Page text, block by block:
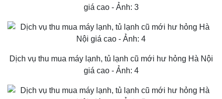
giá cao - Ảnh: 3
Dịch vụ thu mua máy lạnh, tủ lạnh cũ mới hư hỏng Hà Nội
giá cao - Ảnh: 4